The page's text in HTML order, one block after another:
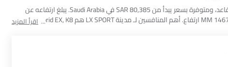
يعتبر هوندا مدينة LX SPORT سيارة سيدان بسعة 5 seats مقاعد، ومتوفرة بسعر يبدأ من SAR 80,385 في Saudi Arabia. يبلغ ارتفاعه عن
الأرض 134.3 وأبعاده 4553 MM طول × 1748 MM عرض × 1467 MM ارتفاع. أهم المنافسين لـ مدينة LX SPORT هم K8 Hybrid EX, K8اقرأ المزيد